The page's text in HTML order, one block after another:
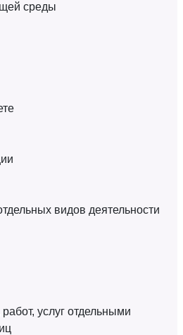
среды
видов деятельности
услуг отдельными